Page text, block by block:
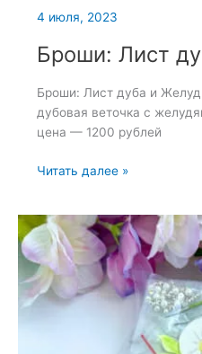
4 июля, 2023
Броши: Лист
Броши: Лист дуба и
дубовая веточка с
цена — 1200 рублей
Броши:
и
Желудь
Читать далее »